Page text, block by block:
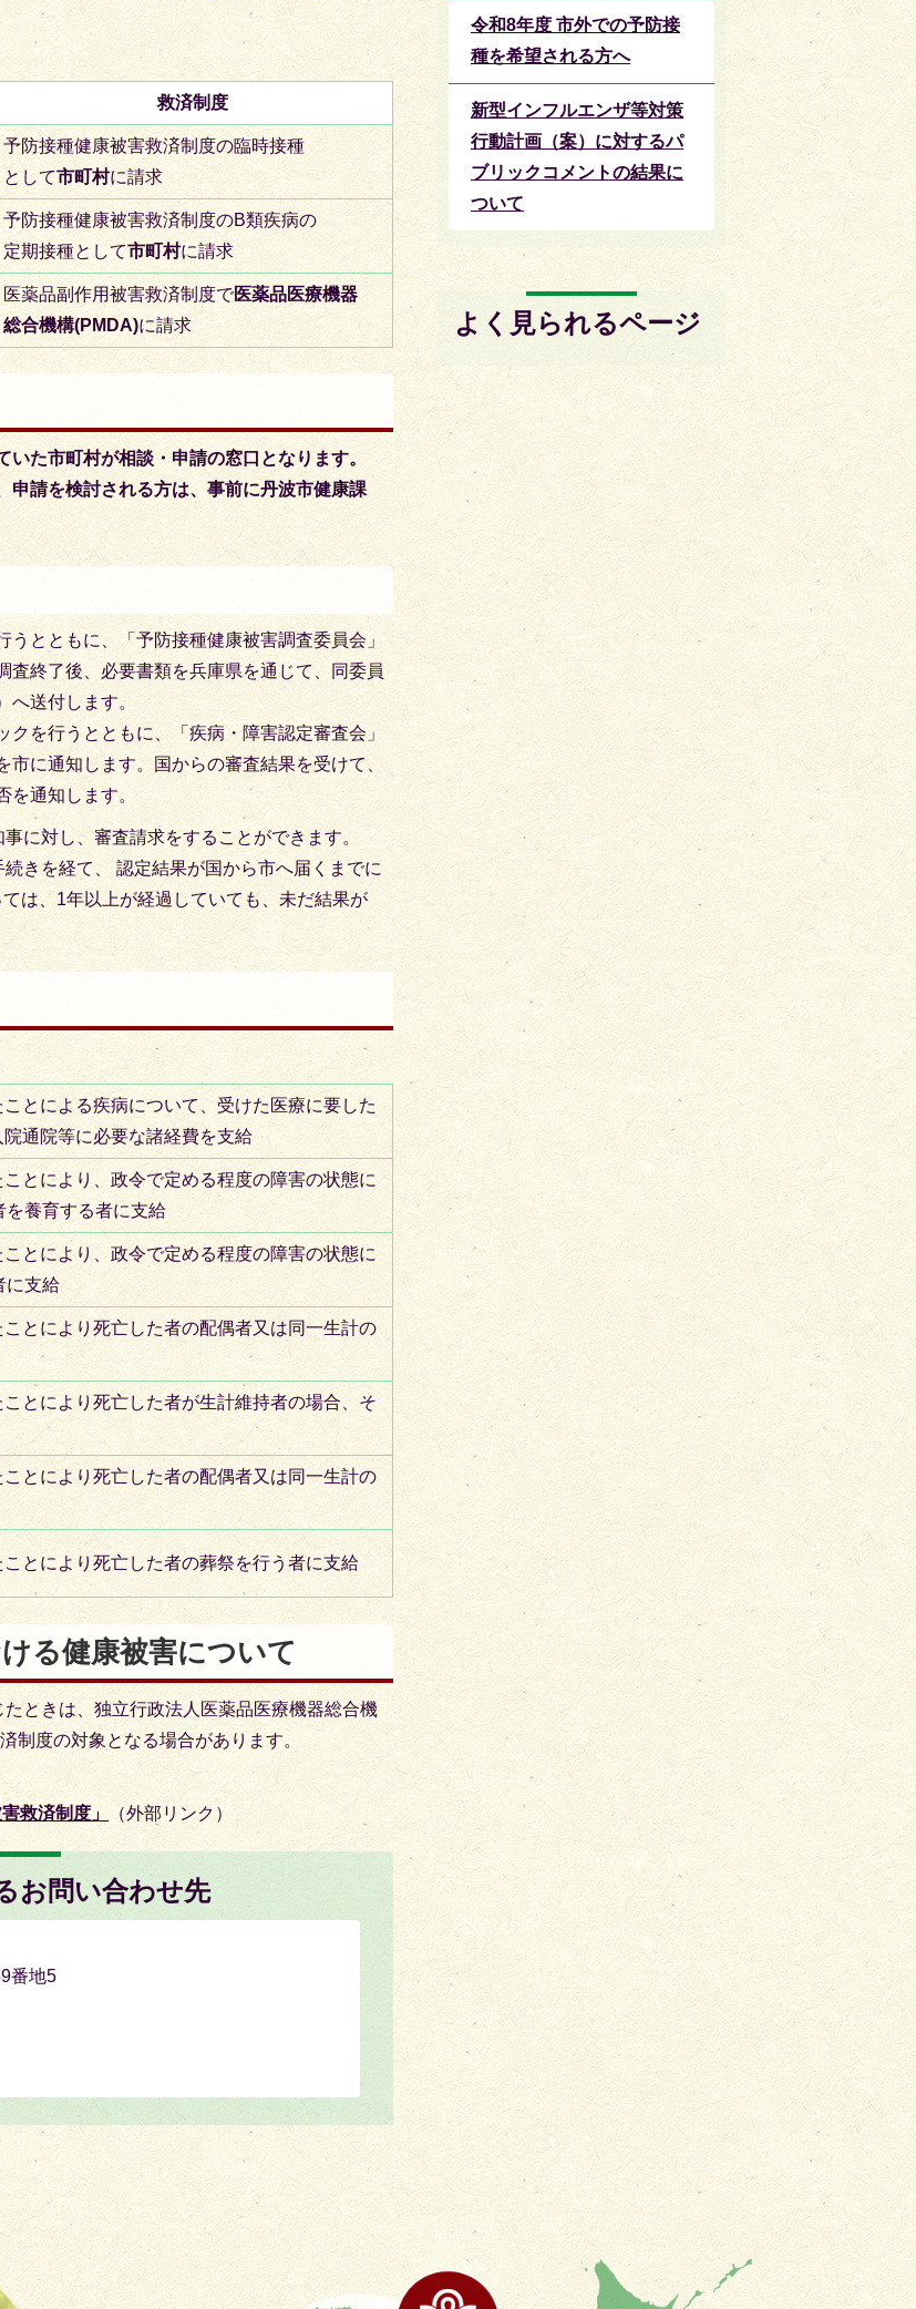
救済制度
予防接種健康被害救済制度の臨時接種
として市町村に請求
予防接種健康被害救済制度のB類疾病の
定期接種として市町村に請求
医薬品副作用被害救済制度で医薬品医療機器
総合機構(PMDA)に請求
た市町村が相談・申請の窓口となります。
申請を検討される方は、事前に丹波市健康課
とともに、「予防接種健康被害調査委員会」
査終了後、必要書類を兵庫県を通じて、同委員
へ送付します。
を⾏うとともに、「疾病・障害認定審査会」
に通知します。国からの審査結果を受けて、
を通知します。
に対し、審査請求をすることができます。
きを経て、 認定結果が国から市へ届くまでに
は、1年以上が経過していても、未だ結果が
とによる疾病について、受けた医療に要した
通院等に必要な諸経費を支給
とにより、政令で定める程度の障害の状態に
を養育する者に支給
とにより、政令で定める程度の障害の状態に
に支給
とにより死亡した者の配偶者又は同一生計の
とにより死亡した者が生計維持者の場合、そ
とにより死亡した者の配偶者又は同一生計の
とにより死亡した者の葬祭を行う者に支給
る健康被害について
ときは、独立行政法人医薬品医療機器総合機
制度の対象となる場合があります。
救済制度」 （外部リンク）
お問い合わせ先
番地5
令和8年度 市外での予防接
種を希望される方へ
新型インフルエンザ等対策
行動計画（案）に対するパ
ブリックコメントの結果に
ついて
よく見られるページ